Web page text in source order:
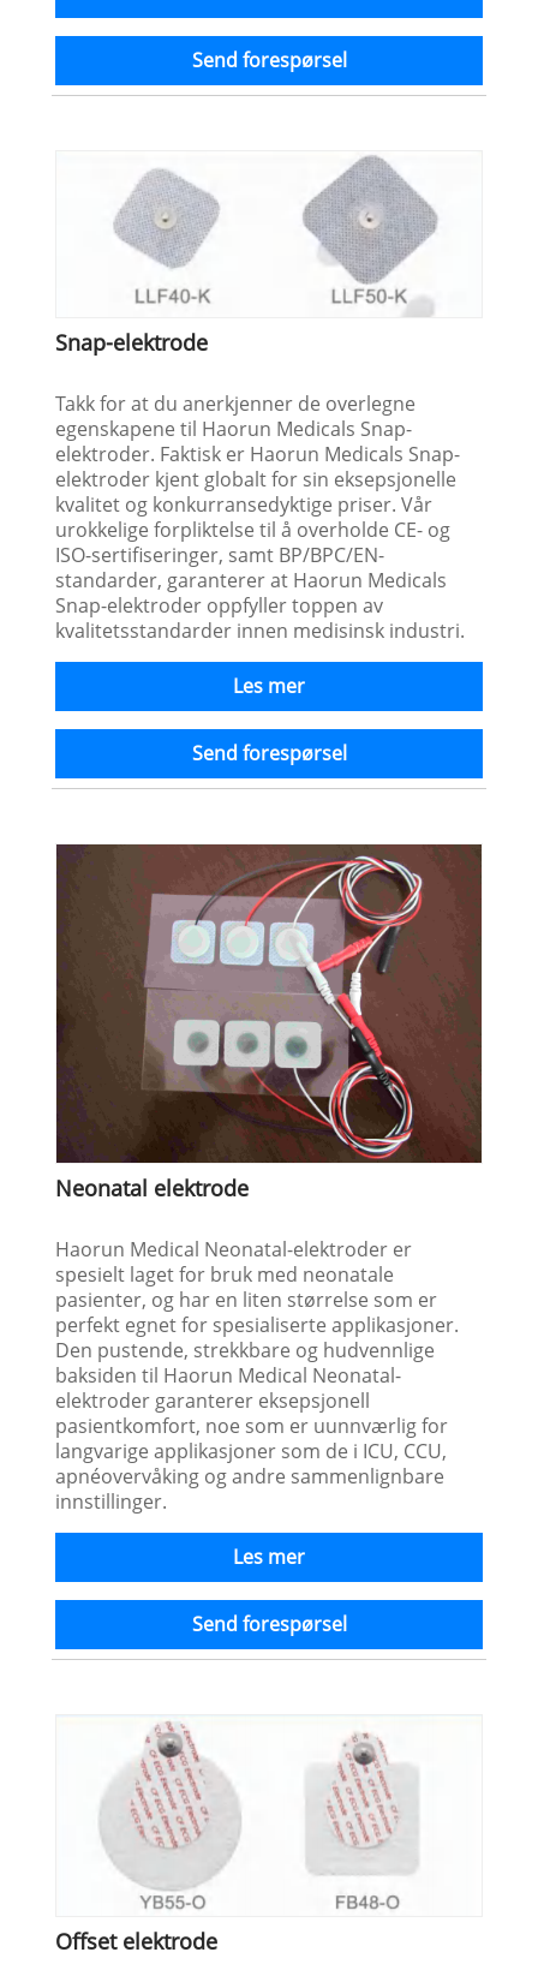
Send forespørsel
Snap-elektrode
Takk for at du anerkjenner de overlegne
egenskapene til Haorun Medicals Snap-
elektroder. Faktisk er Haorun Medicals Snap-
elektroder kjent globalt for sin eksepsjonelle
kvalitet og konkurransedyktige priser. Vår
urokkelige forpliktelse til å overholde CE- og
ISO-sertifiseringer, samt BP/BPC/EN-
standarder, garanterer at Haorun Medicals
Snap-elektroder oppfyller toppen av
kvalitetsstandarder innen medisinsk industri.
Les mer
Send forespørsel
Neonatal elektrode
Haorun Medical Neonatal-elektroder er
spesielt laget for bruk med neonatale
pasienter, og har en liten størrelse som er
perfekt egnet for spesialiserte applikasjoner.
Den pustende, strekkbare og hudvennlige
baksiden til Haorun Medical Neonatal-
elektroder garanterer eksepsjonell
pasientkomfort, noe som er uunnværlig for
langvarige applikasjoner som de i ICU, CCU,
apnéovervåking og andre sammenlignbare
innstillinger.
Les mer
Send forespørsel
Offset elektrode